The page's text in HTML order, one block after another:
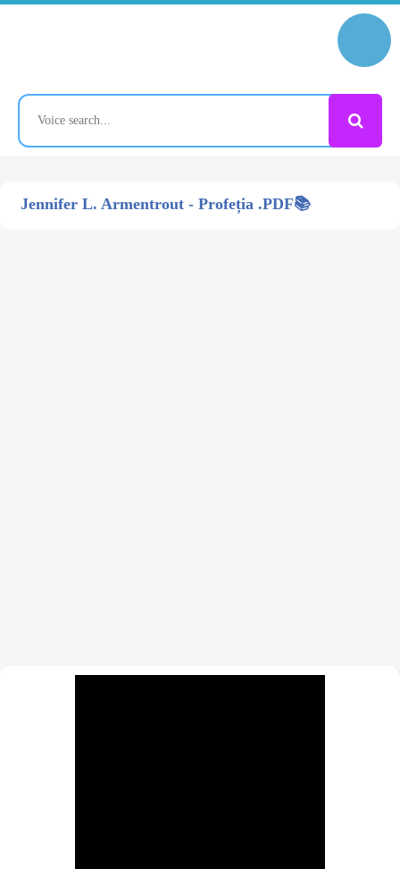
Jennifer L. Armentrout - Profeția .PDF📚